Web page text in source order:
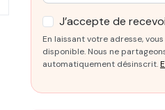
J’accepte de
En laissant votre adresse,
disponible. Nous ne
automatiquement désinscrit.